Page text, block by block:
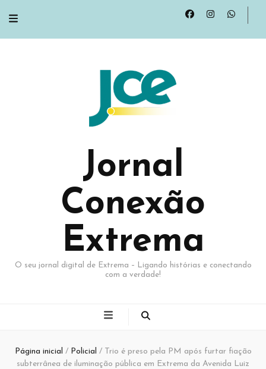
Jornal
Conexão
Extrema
O seu jornal digital de Extrema – Ligando histórias e conectando
com a verdade!
Página inicial / Policial /
Trio é preso pela PM após furtar fiação
subterrânea de iluminação pública em Extrema da Avenida Luiz